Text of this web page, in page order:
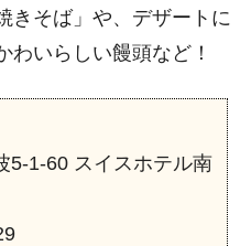
きそば」や、デザートに
わいらしい饅頭など！
5-1-60 スイスホテル南